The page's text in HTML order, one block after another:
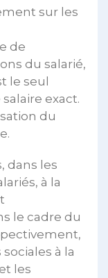
sur les
de
du salarié,
le seul
exact.
du
dans les
à la
le cadre du
à la
les